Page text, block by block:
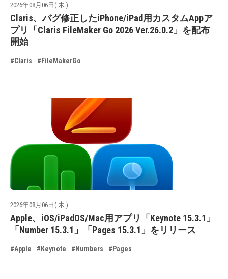
2026年08月06日( 木 )
Claris、バグ修正したiPhone/iPad用カスタムAppア
プリ「Claris FileMaker Go 2026 Ver.26.0.2」を配布
開始
#Claris #FileMakerGo
2026年08月06日( 木 )
Apple、iOS/iPadOS/Mac用アプリ「Keynote 15.3.1」
「Number 15.3.1」「Pages 15.3.1」をリリース
#Apple #Keynote #Numbers #Pages